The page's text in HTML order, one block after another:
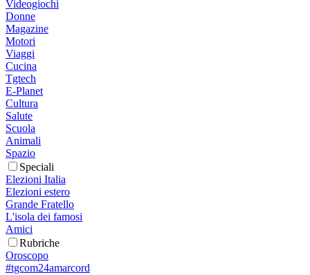
Videogiochi
Donne
Magazine
Motori
Viaggi
Cucina
Tgtech
E-Planet
Cultura
Salute
Scuola
Animali
Spazio
Speciali
Elezioni Italia
Elezioni estero
Grande Fratello
L'isola dei famosi
Amici
Rubriche
Oroscopo
#tgcom24amarcord